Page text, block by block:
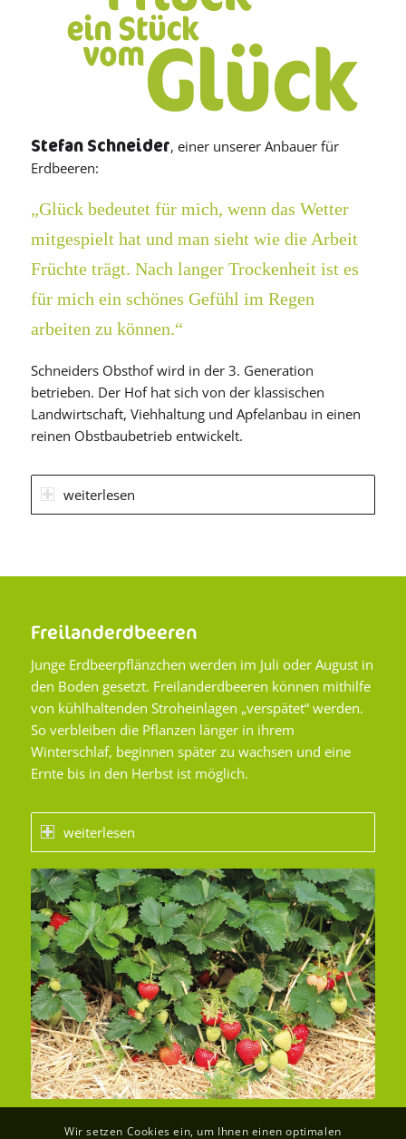
Stefan Schneider, einer unserer Anbauer für
Erdbeeren:
„Glück bedeutet für mich, wenn das Wetter
mitgespielt hat und man sieht wie die Arbeit
Früchte trägt. Nach langer Trockenheit ist es
für mich ein schönes Gefühl im Regen
arbeiten zu können.“
Schneiders Obsthof wird in der 3. Generation
betrieben. Der Hof hat sich von der klassischen
Landwirtschaft, Viehhaltung und Apfelanbau in einen
reinen Obstbaubetrieb entwickelt.
weiterlesen
Freilanderdbeeren
Junge Erdbeerpflänzchen werden im Juli oder August in
den Boden gesetzt. Freilanderdbeeren können mithilfe
von kühlhaltenden Stroheinlagen „verspätet“ werden.
So verbleiben die Pflanzen länger in ihrem
Winterschlaf, beginnen später zu wachsen und eine
Ernte bis in den Herbst ist möglich.
weiterlesen
Wir setzen Cookies ein, um Ihnen einen optimalen